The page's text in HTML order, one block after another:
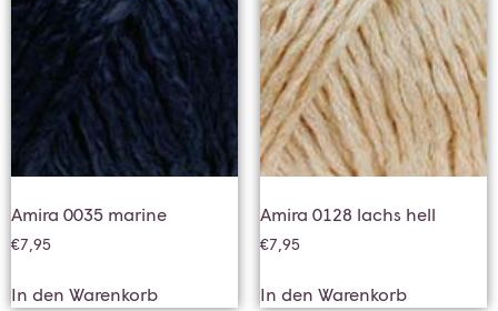
Amira 0035 marine
€7,95
In den Warenkorb
Amira 0128 lachs hell
€7,95
In den Warenkorb